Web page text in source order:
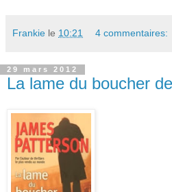
Frankie le 10:21 4 commentaires:
29 mars 2012
La lame du boucher